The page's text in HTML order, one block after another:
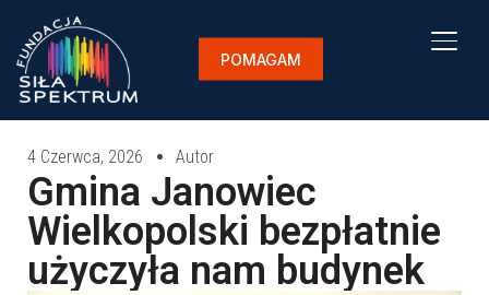
POMAGAM
4 Czerwca, 2026 Autor
Gmina Janowiec
Wielkopolski bezpłatnie
użyczyła nam budynek